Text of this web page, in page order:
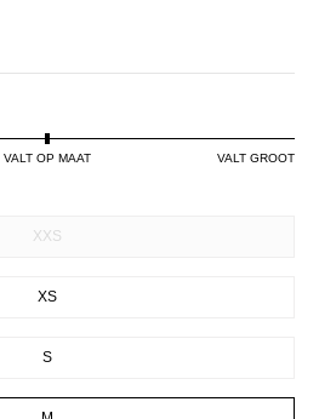
VALT OP MAAT VALT GROOT
XXS
XS
S